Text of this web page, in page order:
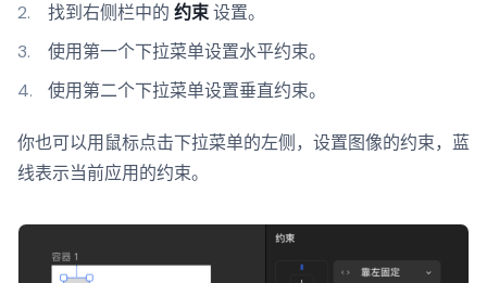
找到右侧栏中的 约束设置。
使用第一个下拉菜单设置水平约束。
使用第二个下拉菜单设置垂直约束。
你也可以用鼠标点击下拉菜单的左侧，设置图像的约束，蓝
线表示当前应用的约束。